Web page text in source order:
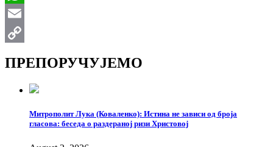
WhatsApp
Email
ПРЕПОРУЧУЈЕМО
Митрополит Лука (Коваленко): Истина не зависи од броја
гласова: беседа о раздераној ризи Христовој